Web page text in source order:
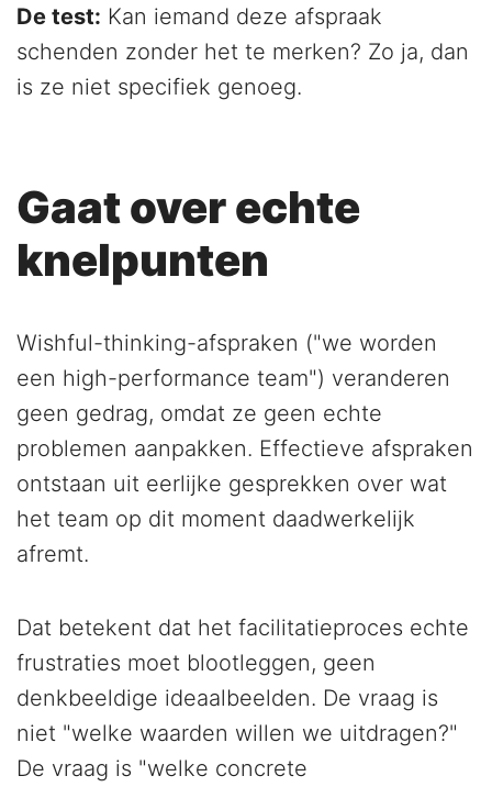
De test: Kan iemand deze afspraak
schenden zonder het te merken? Zo ja, dan
is ze niet specifiek genoeg.
Gaat over echte
knelpunten
Wishful-thinking-afspraken ("we worden
een high-performance team") veranderen
geen gedrag, omdat ze geen echte
problemen aanpakken. Effectieve afspraken
ontstaan uit eerlijke gesprekken over wat
het team op dit moment daadwerkelijk
afremt.
Dat betekent dat het facilitatieproces echte
frustraties moet blootleggen, geen
denkbeeldige ideaalbeelden. De vraag is
niet "welke waarden willen we uitdragen?"
De vraag is "welke concrete